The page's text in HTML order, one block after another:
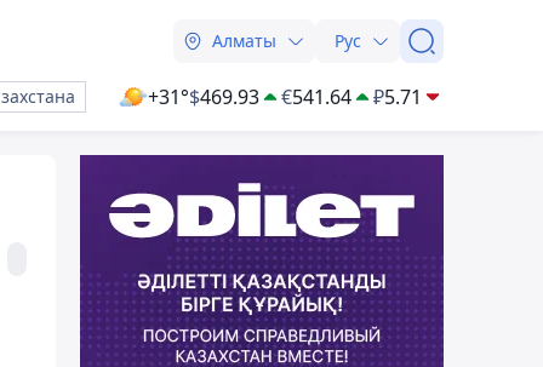
Алматы Рус
+31°$469.93 €541.64 ₽5.71